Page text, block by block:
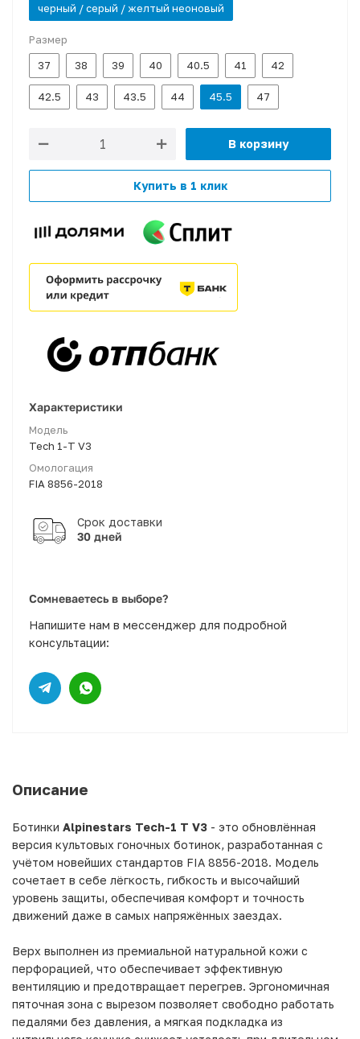
черный / серый / желтый неоновый
Размер
37
38 39 40 40.5 41 42
42.5 43 43.5 44 45.5 47
В корзину
Купить в 1 клик
Характеристики
30 дней
Модель
Tech 1-T V3
Омологация
FIA 8856-2018
Сомневаетесь в выборе?
Напишите нам в мессенджер для подробной
консультации:
Описание
Ботинки Alpinestars Tech-1 T V3 - это обновлённая
версия культовых гоночных ботинок, разработанная с
учётом новейших стандартов FIA 8856-2018. Модель
сочетает в себе лёгкость, гибкость и высочайший
уровень защиты, обеспечивая комфорт и точность
движений даже в самых напряжённых заездах.
Верх выполнен из премиальной натуральной кожи с
перфорацией, что обеспечивает эффективную
вентиляцию и предотвращает перегрев. Эргономичная
пяточная зона с вырезом позволяет свободно работать
педалями без давления, а мягкая подкладка из